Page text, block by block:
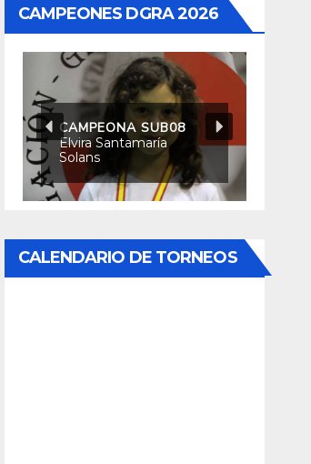
CAMPEONES DGRA 2026
CAMPEONA SUB08
Elvira Santamaría
Solans
CALENDARIO DE TORNEOS